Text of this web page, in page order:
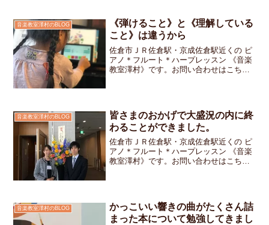
音楽教室澤村のBLOG
《弾けること》と《理解している
こと》は違うから
佐倉市ＪＲ佐倉駅・京成佐倉駅近くの ピ
アノ＊フルート＊ハープレッスン 《音楽
教室澤村》です。お問い合わせはこちら
音楽教室澤村のBLOG
皆さまのおかげで大盛況の内に終
わることができました。
佐倉市ＪＲ佐倉駅・京成佐倉駅近くの ピ
アノ＊フルート＊ハープレッスン 《音楽
教室澤村》です。お問い合わせはこちら
音楽教室澤村のBLOG
かっこいい響きの曲がたくさん詰
まった本について勉強してきまし